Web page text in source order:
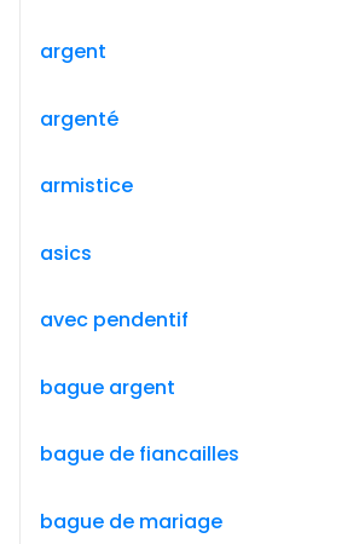
argent
argenté
armistice
asics
avec pendentif
bague argent
bague de fiancailles
bague de mariage